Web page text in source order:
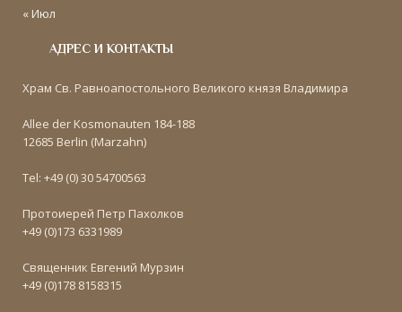
« Июл
АДРЕС И КОНТАКТЫ
Храм Св. Равноапостольного Великого князя Владимира
Allee der Kosmonauten 184-188
12685 Berlin (Marzahn)
Tel: +49 (0) 30 54700563
Протоиерей Петр Пахолков
+49 (0)173 6331989
Священник Евгений Мурзин
+49 (0)178 8158315